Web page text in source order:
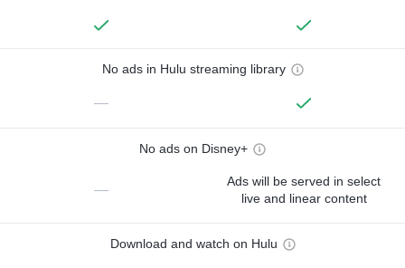
No ads in Hulu streaming library
—
No ads on Disney+
—
Ads will be served in select
live and linear content
Download and watch on Hulu